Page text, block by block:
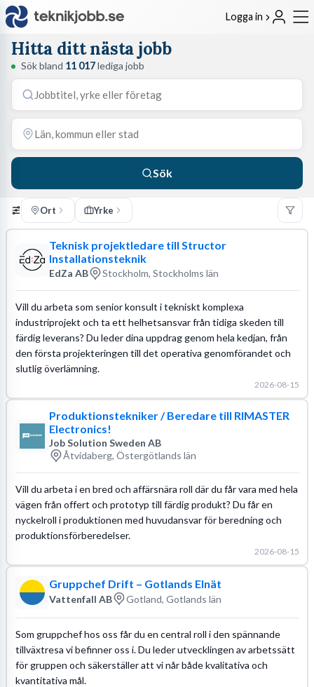
Logga in
Hitta ditt nästa jobb
Sök bland 11 017lediga jobb
Sök
Ort Yrke
Teknisk projektledare till Structor
Installationsteknik
EdZa AB Stockholm, Stockholms län
Vill du arbeta som senior konsult i tekniskt komplexa
industriprojekt och ta ett helhetsansvar från tidiga skeden till
färdig leverans? Du leder dina uppdrag genom hela kedjan, från
den första projekteringen till det operativa genomförandet och
slutlig överlämning.
2026-08-15
Produktionstekniker / Beredare till RIMASTER
Electronics!
Job Solution Sweden AB
Åtvidaberg, Östergötlands län
Vill du arbeta i en bred och affärsnära roll där du får vara med hela
vägen från offert och prototyp till färdig produkt? Du får en
nyckelroll i produktionen med huvudansvar för beredning och
produktionsförberedelser.
2026-08-15
Gruppchef Drift – Gotlands Elnät
Vattenfall AB Gotland, Gotlands län
Som gruppchef hos oss får du en central roll i den spännande
tillväxtresa vi befinner oss i. Du leder utvecklingen av arbetssätt
för gruppen och säkerställer att vi når både kvalitativa och
kvantitativa mål.